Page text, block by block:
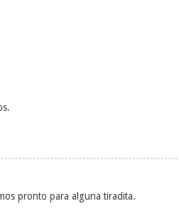
pronto para alguna tiradita.